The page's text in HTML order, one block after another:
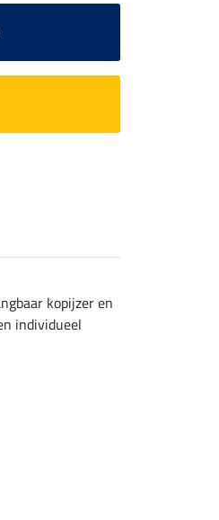
kopijzer en
individueel